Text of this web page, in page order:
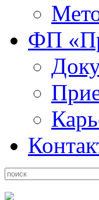
ФП